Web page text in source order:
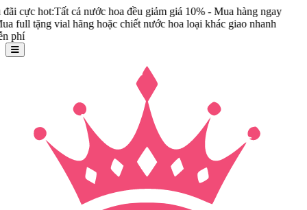
hoa đều giảm giá 10% - Mua hàng ngay
hoặc chiết nước hoa loại khác giao nhanh